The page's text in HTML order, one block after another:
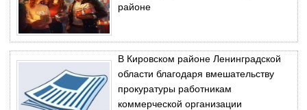
районе
В Кировском районе Ленинградской
области благодаря вмешательству
прокуратуры работникам
коммерческой организации